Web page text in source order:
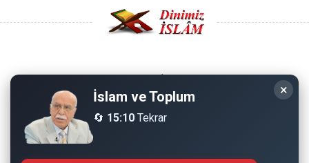
Copyright © 2008 - Dinimiz İslam. Her Hakkı Saklıdır.
Sitemizdeki bilgiler, bütün insanların istifadesi için
hazırlanmıştır. Orijinaline sadık kalmak şartıyla, izin
almaya gerek kalmadan, herkes istediği gibi alıp istifade
edebilir.
×
İslam ve Toplum
🔄 15:10 Tekrar